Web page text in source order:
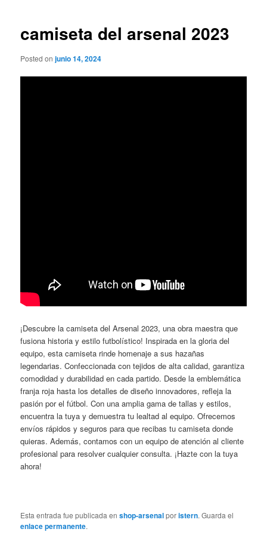
camiseta del arsenal 2023
Posted onjunio 14, 2024
¡Descubre la camiseta del Arsenal 2023, una obra maestra que
fusiona historia y estilo futbolístico! Inspirada en la gloria del
equipo, esta camiseta rinde homenaje a sus hazañas
legendarias. Confeccionada con tejidos de alta calidad, garantiza
comodidad y durabilidad en cada partido. Desde la emblemática
franja roja hasta los detalles de diseño innovadores, refleja la
pasión por el fútbol. Con una amplia gama de tallas y estilos,
encuentra la tuya y demuestra tu lealtad al equipo. Ofrecemos
envíos rápidos y seguros para que recibas tu camiseta donde
quieras. Además, contamos con un equipo de atención al cliente
profesional para resolver cualquier consulta. ¡Hazte con la tuya
ahora!
Esta entrada fue publicada enshop-arsenalporistern. Guarda el
enlace permanente.